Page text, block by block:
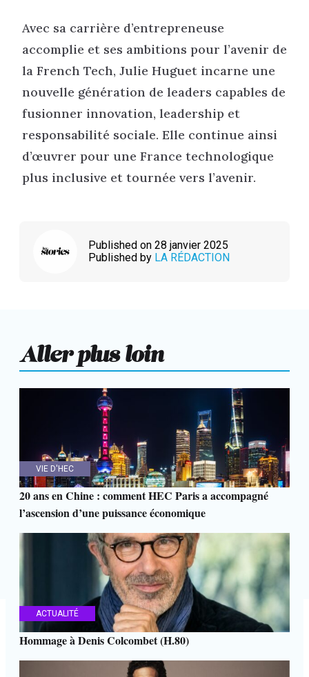
Avec sa carrière d’entrepreneuse
accomplie et ses ambitions pour l’avenir de
la French Tech, Julie Huguet incarne une
nouvelle génération de leaders capables de
fusionner innovation, leadership et
responsabilité sociale. Elle continue ainsi
d’œuvrer pour une France technologique
plus inclusive et tournée vers l’avenir.
Published on 28 janvier 2025
Published by LA RÉDACTION
Aller plus loin
VIE D'HEC
20 ans en Chine : comment HEC Paris a accompagné
l’ascension d’une puissance économique
ACTUALITÉ
Hommage à Denis Colcombet (H.80)